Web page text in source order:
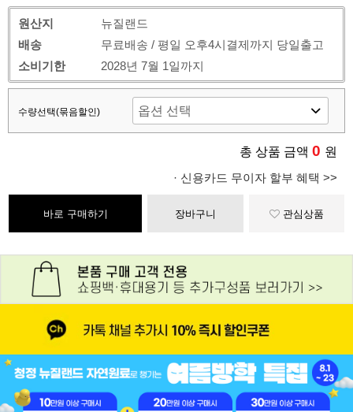
원산지
뉴질랜드
배송
무료배송 / 평일 오후4시결제까지 당일출고
소비기한
2028년 7월 1일까지
수량선택(묶음할인)
총 상품 금액 0 원
· 신용카드 무이자 할부 혜택 >>
바로 구매하기 장바구니 관심상품